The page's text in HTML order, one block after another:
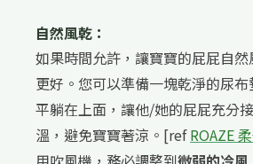
自然風乾：
如果時間允許，讓寶寶的屁屁自
更好。您可以準備一塊乾淨的尿
平躺在上面，讓他/她的屁屁充分
溫，避免寶寶著涼。[refROAZE